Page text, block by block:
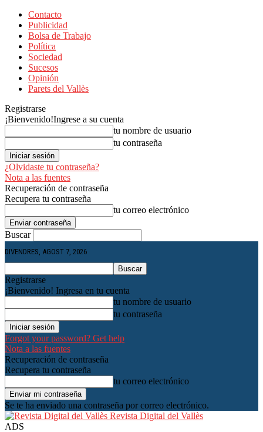
Contacto
Publicidad
Bolsa de Trabajo
Política
Sociedad
Sucesos
Opinión
Parets del Vallès
Registrarse
¡Bienvenido!Ingrese a su cuenta
tu nombre de usuario
tu contraseña
¿Olvidaste tu contraseña?
Nota a las fuentes
Recuperación de contraseña
Recupera tu contraseña
tu correo electrónico
Buscar
DIVENDRES, AGOST 7, 2026
Registrarse
¡Bienvenido! Ingresa en tu cuenta
tu nombre de usuario
tu contraseña
Forgot your password? Get help
Nota a las fuentes
Recuperación de contraseña
Recupera tu contraseña
tu correo electrónico
Se te ha enviado una contraseña por correo electrónico.
Revista Digital del Vallès
ADS